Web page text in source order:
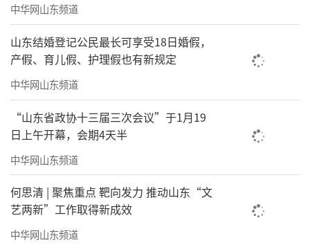
中华网山东频道
山东结婚登记公民最长可享受18日婚假，
产假、育儿假、护理假也有新规定
中华网山东频道
“山东省政协十三届三次会议”于1月19
日上午开幕，会期4天半
中华网山东频道
何思清 | 聚焦重点 靶向发力 推动山东“文
艺两新”工作取得新成效
中华网山东频道